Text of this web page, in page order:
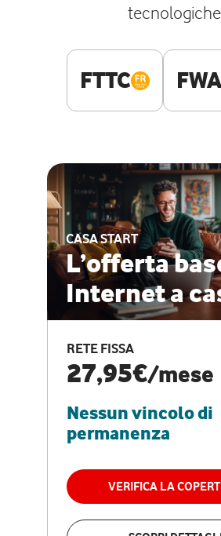
FTTC
CASA START
L’offerta
Internet a
RETE FISSA
27,95€/mese
Nessun vincolo di
permanenza
VERIFICA LA
ESCLUSIVA ONLINE
CASA PRO
Internet
vantaggi
RETE FISSA +
29,95€
permanenza
VERIFICA LA